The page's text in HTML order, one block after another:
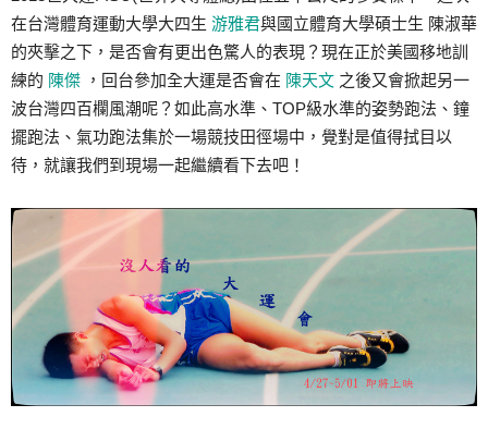
在台灣體育運動大學大四生 游雅君與國立體育大學碩士生 陳淑華
的夾擊之下，是否會有更出色驚人的表現？現在正於美國移地訓
練的 陳傑 ，回台參加全大運是否會在 陳天文 之後又會掀起另一
波台灣四百欄風潮呢？如此高水準、TOP級水準的姿勢跑法、鐘
擺跑法、氣功跑法集於一場競技田徑場中，覺對是值得拭目以
待，就讓我們到現場一起繼續看下去吧！